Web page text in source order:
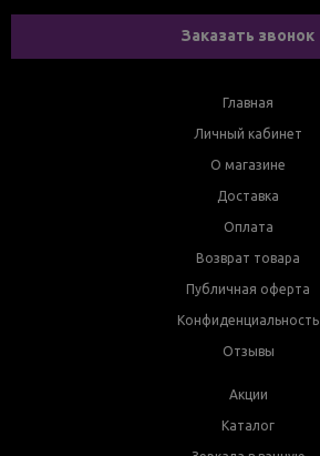
Заказать звонок
Главная
Личный кабинет
О магазине
Доставка
Оплата
Возврат товара
Публичная оферта
Конфиденциальность
Отзывы
Акции
Каталог